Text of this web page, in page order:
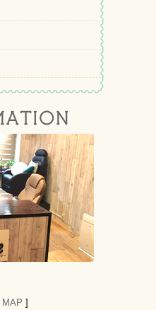
MAP ]